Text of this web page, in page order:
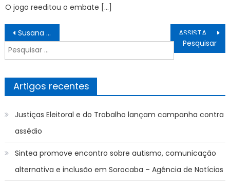
O jogo reeditou o embate […]
Navegação
de
artigos
Susana Vieira reclama ao vivo no Encontro sobre a Globo e faz brincadeira ameaçadora
Pesquisar
por:
Artigos recentes
Justiças Eleitoral e do Trabalho lançam campanha contra
assédio
Sintea promove encontro sobre autismo, comunicação
alternativa e inclusão em Sorocaba – Agência de Notícias